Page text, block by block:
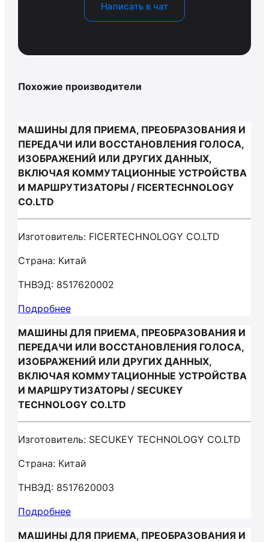
Написать в чат
Похожие производители
МАШИНЫ ДЛЯ ПРИЕМА, ПРЕОБРАЗОВАНИЯ И
ПЕРЕДАЧИ ИЛИ ВОССТАНОВЛЕНИЯ ГОЛОСА,
ИЗОБРАЖЕНИЙ ИЛИ ДРУГИХ ДАННЫХ,
ВКЛЮЧАЯ КОММУТАЦИОННЫЕ УСТРОЙСТВА
И МАРШРУТИЗАТОРЫ / FICERTECHNOLOGY
CO.LTD
Изготовитель: FICERTECHNOLOGY CO.LTD
Страна: Китай
ТНВЭД: 8517620002
Подробнее
МАШИНЫ ДЛЯ ПРИЕМА, ПРЕОБРАЗОВАНИЯ И
ПЕРЕДАЧИ ИЛИ ВОССТАНОВЛЕНИЯ ГОЛОСА,
ИЗОБРАЖЕНИЙ ИЛИ ДРУГИХ ДАННЫХ,
ВКЛЮЧАЯ КОММУТАЦИОННЫЕ УСТРОЙСТВА
И МАРШРУТИЗАТОРЫ / SECUKEY
TECHNOLOGY CO.LTD
Изготовитель: SECUKEY TECHNOLOGY CO.LTD
Страна: Китай
ТНВЭД: 8517620003
Подробнее
МАШИНЫ ДЛЯ ПРИЕМА, ПРЕОБРАЗОВАНИЯ И